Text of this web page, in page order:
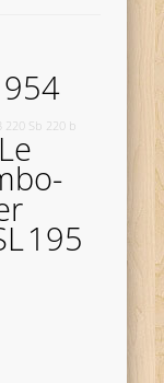
220 Sb 220 b
195